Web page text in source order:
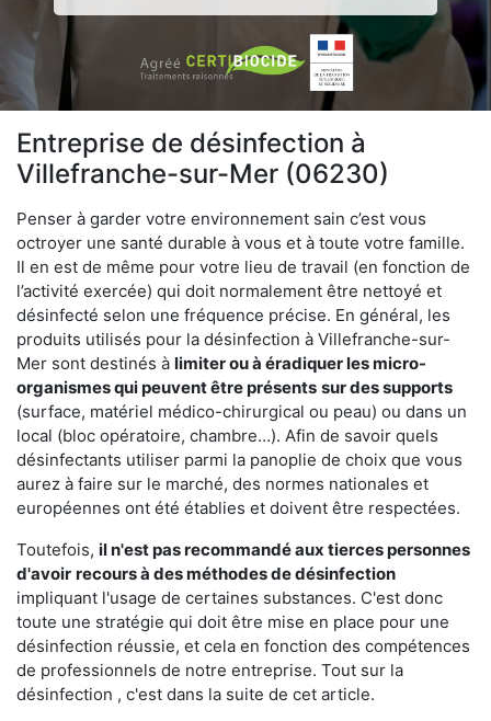
Entreprise de désinfection à
Villefranche-sur-Mer (06230)
Penser à garder votre environnement sain c’est vous
octroyer une santé durable à vous et à toute votre famille.
Il en est de même pour votre lieu de travail (en fonction de
l’activité exercée) qui doit normalement être nettoyé et
désinfecté selon une fréquence précise. En général, les
produits utilisés pour la désinfection à Villefranche-sur-
Mer sont destinés à limiter ou à éradiquer les micro-
organismes qui peuvent être présents sur des supports
(surface, matériel médico-chirurgical ou peau) ou dans un
local (bloc opératoire, chambre…). Afin de savoir quels
désinfectants utiliser parmi la panoplie de choix que vous
aurez à faire sur le marché, des normes nationales et
européennes ont été établies et doivent être respectées.
Toutefois, il n'est pas recommandé aux tierces personnes
d'avoir recours à des méthodes de désinfection
impliquant l'usage de certaines substances. C'est donc
toute une stratégie qui doit être mise en place pour une
désinfection réussie, et cela en fonction des compétences
de professionnels de notre entreprise. Tout sur la
désinfection , c'est dans la suite de cet article.